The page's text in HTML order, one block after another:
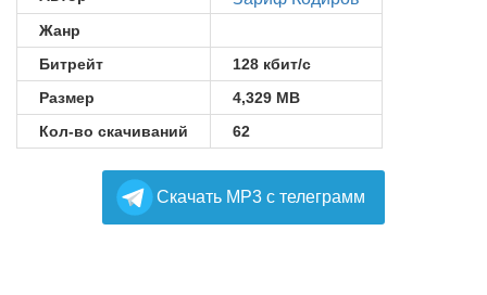
Жанр
Битрейт
128 кбит/с
Размер
4,329 MB
Кол-во скачиваний
62
Cкачать MP3 с телеграмм